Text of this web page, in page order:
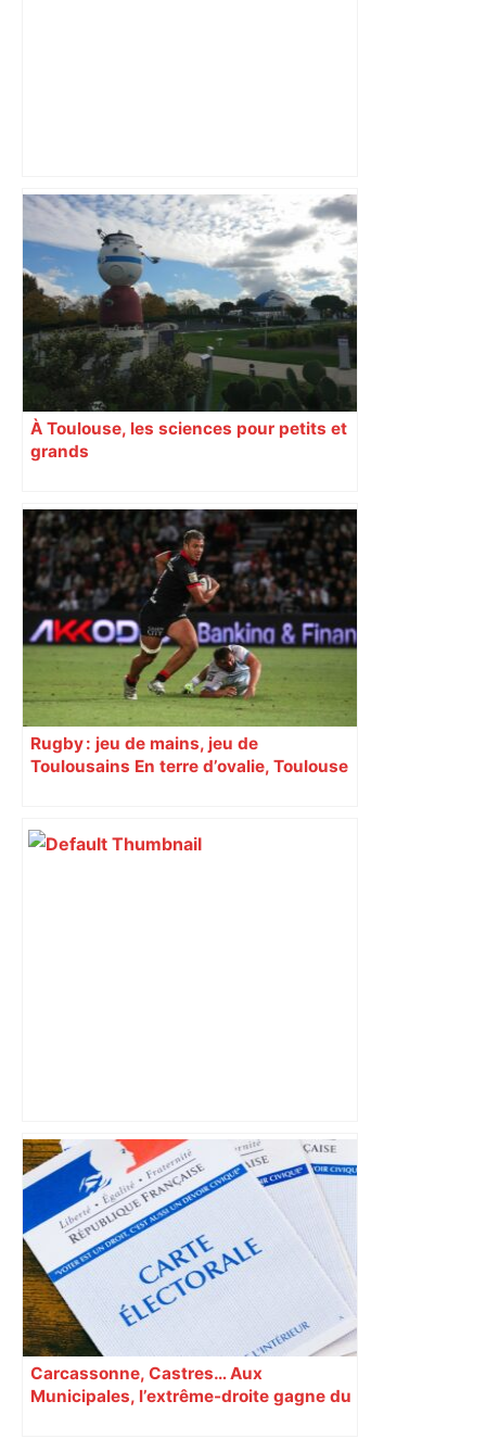
Capilla en bleu ciel pour combien de
temps encore ? Toulouse et l'UBB aux
aguets – Rugbynistere
À Toulouse, les sciences pour petits et
grands
Rugby : jeu de mains, jeu de
Toulousains En terre d’ovalie, Toulouse
revendiquant surtout son art du jeu en
mouvement, vif et spectaculaire.
Vous pensiez que c’était comme une
voiture ? La vérité sur les avions qui
reculent – ici.fr
Carcassonne, Castres… Aux
Municipales, l’extrême-droite gagne du